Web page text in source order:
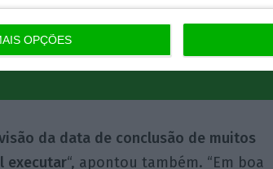
OPÇÕES
Portugal
da data de conclusão de muitos
executar“, apontou também. “Em boa